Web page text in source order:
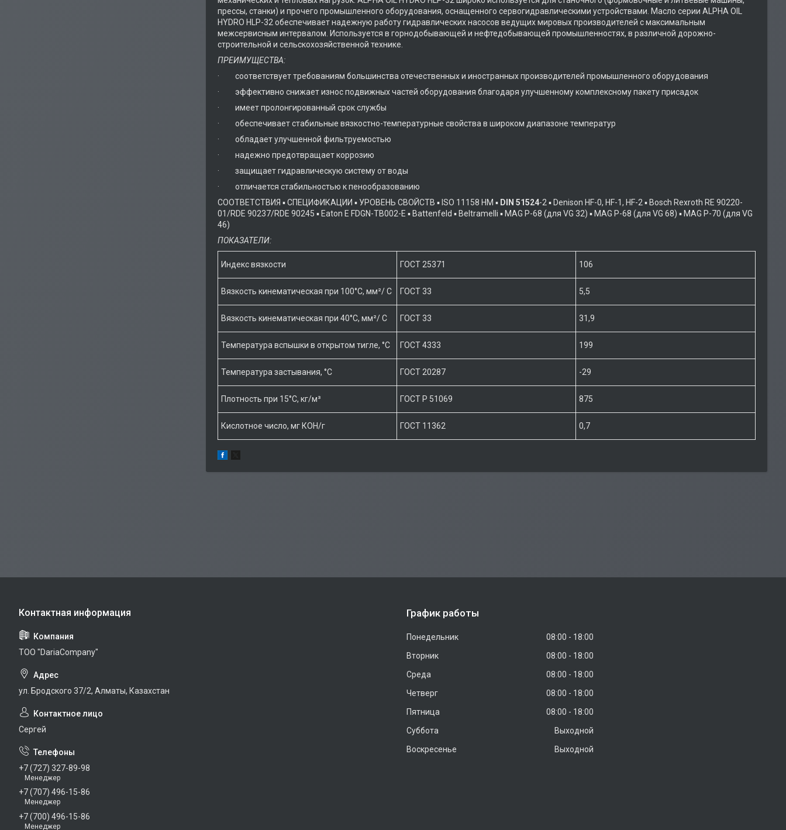
прессы, станки) и прочего промышленного оборудования, оснащенного сервогидравлическими устройствами. Масло серии ALPHA OIL
HYDRO HLP-32 обеспечивает надежную работу гидравлических насосов ведущих мировых производителей с максимальным
межсервисным интервалом. Используется в горнодобывающей и нефтедобывающей промышленностях, в различной дорожно-
строительной и сельскохозяйственной технике.
ПРЕИМУЩЕСТВА:
· соответствует требованиям большинства отечественных и иностранных производителей промышленного оборудования
· эффективно снижает износ подвижных частей оборудования благодаря улучшенному комплексному пакету присадок
· имеет пролонгированный срок службы
· обеспечивает стабильные вязкостно-температурные свойства в широком диапазоне температур
· обладает улучшенной фильтруемостью
· надежно предотвращает коррозию
· защищает гидравлическую систему от воды
· отличается стабильностью к пенообразованию
СООТВЕТСТВИЯ ▪ СПЕЦИФИКАЦИИ ▪ УРОВЕНЬ СВОЙСТВ ▪ ISO 11158 HM ▪ DIN 51524-2 ▪ Denison HF-0, HF-1, HF-2 ▪ Bosch Rexroth RE 90220-
01/RDE 90237/RDE 90245 ▪ Eaton E FDGN-TB002-E ▪ Battenfeld ▪ Beltramelli ▪ MAG P-68 (для VG 32) ▪ MAG P-68 (для VG 68) ▪ MAG P-70 (для VG
46)
ПОКАЗАТЕЛИ:
Индекс вязкости ГОСТ 25371 106
Вязкость кинематическая при 100°С, мм²/ С ГОСТ 33 5,5
Вязкость кинематическая при 40°С, мм²/ С ГОСТ 33 31,9
Температура вспышки в открытом тигле, °С ГОСТ 4333 199
Температура застывания, °С ГОСТ 20287 -29
Плотность при 15°С, кг/м³ ГОСТ Р 51069 875
Кислотное число, мг КОН/г ГОСТ 11362 0,7
TOO "DariaCompany"
ул. Бродского 37/2, Алматы, Казахстан
Сергей
+7 (727) 327-89-98
Менеджер
+7 (707) 496-15-86
Менеджер
+7 (700) 496-15-86
Менеджер
График работы
Понедельник 08:00
18:00
Вторник
08:00
18:00
Среда
08:00
18:00
Четверг
08:00
18:00
Пятница
08:00
18:00
Суббота
Выходной
Воскресенье
Выходной